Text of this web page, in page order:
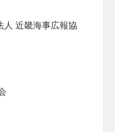
人 近畿海事広報協